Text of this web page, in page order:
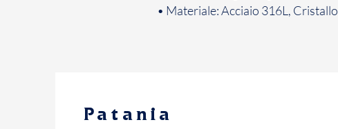
• Materiale: Acciaio 316L, Cristallo
Patania